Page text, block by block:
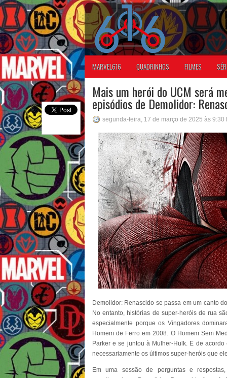
MARVEL616 QUADRINHOS FILMES
Mais um herói do UCM será
episódios de Demolidor:
segunda-feira, 17 de março de 2025 às 9:30
Demolidor: Renascido se passa em um canto
No entanto, histórias de super-heróis de rua
especialmente porque os Vingadores
Homem de Ferro em 2008. O Homem Sem
Parker e se juntou à Mulher-Hulk. E de
necessariamente os últimos super-heróis que
Em uma sessão de perguntas e